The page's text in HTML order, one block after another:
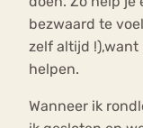
bezwaard te
zelf altijd !),want
helpen.
Wanneer ik